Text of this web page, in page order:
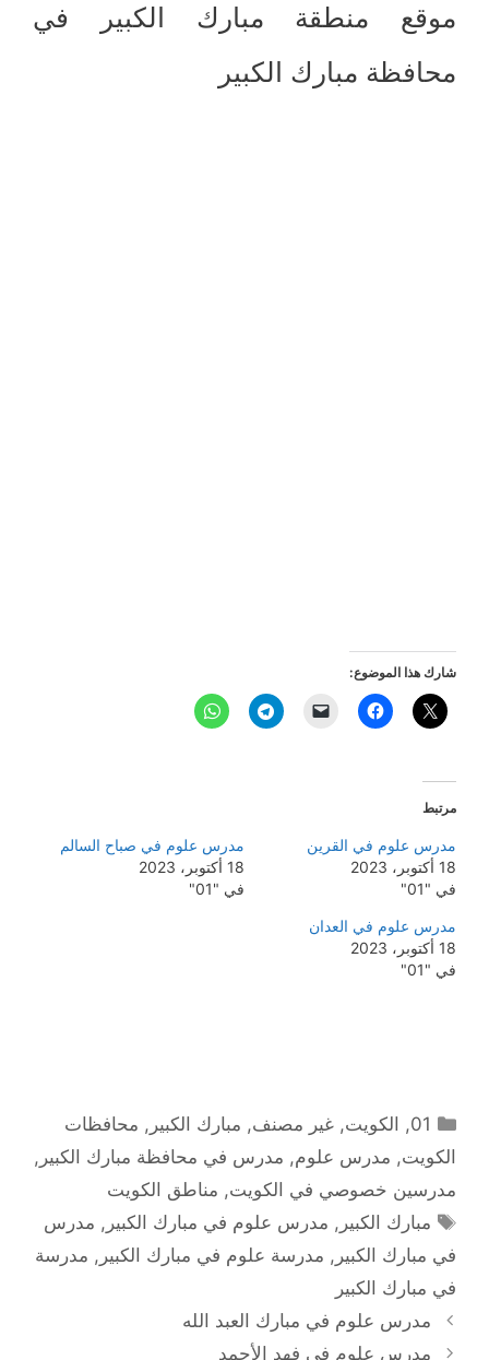
موقع منطقة مبارك الكبير في
محافظة مبارك الكبير
شارك هذا الموضوع:
مرتبط
مدرس علوم في القرين
18 أكتوبر، 2023
في "01"
مدرس علوم في صباح السالم
18 أكتوبر، 2023
في "01"
مدرس علوم في العدان
18 أكتوبر، 2023
في "01"
التصنيفات
01
, الكويت,غير مصنف, مبارك الكبير , محافظات
الكويت, مدرس علوم, مدرس في محافظة مبارك الكبير ,
مدرسين خصوصي في الكويت, مناطق الكويت
الوسوم
مبارك الكبير , مدرس علوم في مبارك الكبير , مدرس
في مبارك الكبير , مدرسة علوم في مبارك الكبير , مدرسة
في مبارك الكبير
مدرس علوم في مبارك العبد الله
مدرس علوم في فهد الأحمد